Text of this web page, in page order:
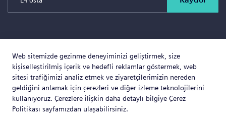
Web sitemizde gezinme deneyiminizi geliştirmek, size
kişiselleştirilmiş içerik ve hedefli reklamlar göstermek, web
sitesi trafiğimizi analiz etmek ve ziyaretçilerimizin nereden
geldiğini anlamak için çerezleri ve diğer izleme teknolojilerini
kullanıyoruz. Çerezlere ilişkin daha detaylı bilgiye Çerez
Politikası sayfamızdan ulaşabilirsiniz.
GAYRİMENKUL İNŞAAT TİCARET LTD.ŞTİ. Tüm Hakları
Saklıdır.